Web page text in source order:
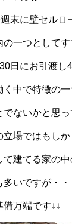
末に壁セルロ
の一つとして
日にお引渡し
く中で特徴の
ないかと思っ
立場ではもし
て建てる家の
多いですが・
備万端です↓↓